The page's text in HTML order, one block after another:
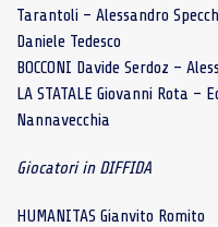
Tarantoli – Alessandro
Daniele Tedesco
BOCCONI Davide Serdoz –
LA STATALE Giovanni Rota –
Nannavecchia
Giocatori in DIFFIDA
HUMANITAS Gianvito Romito